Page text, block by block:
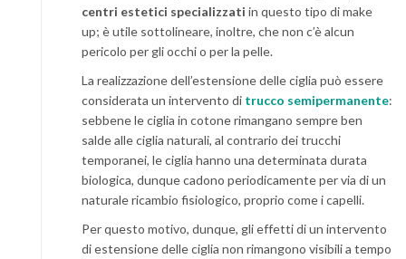
centri estetici specializzati in questo tipo di make
up; è utile sottolineare, inoltre, che non c’è alcun
pericolo per gli occhi o per la pelle.
La realizzazione dell’estensione delle ciglia può essere
considerata un intervento di trucco semipermanente:
sebbene le ciglia in cotone rimangano sempre ben
salde alle ciglia naturali, al contrario dei trucchi
temporanei, le ciglia hanno una determinata durata
biologica, dunque cadono periodicamente per via di un
naturale ricambio fisiologico, proprio come i capelli.
Per questo motivo, dunque, gli effetti di un intervento
di estensione delle ciglia non rimangono visibili a tempo